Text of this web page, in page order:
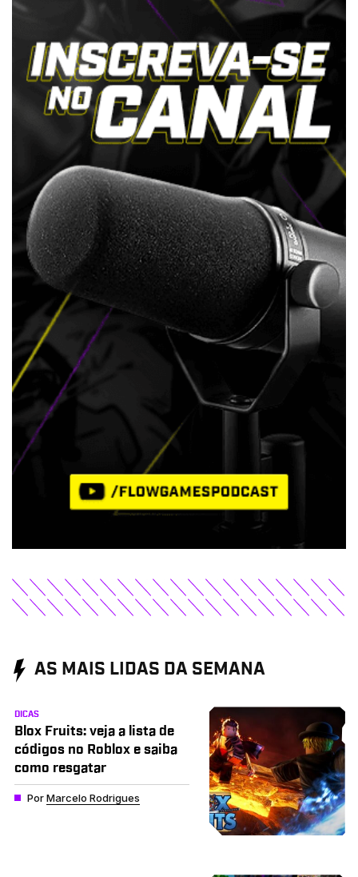
AS MAIS LIDAS DA SEMANA
DICAS
Blox Fruits: veja a lista de
códigos no Roblox e saiba
como resgatar
PorMarcelo Rodrigues